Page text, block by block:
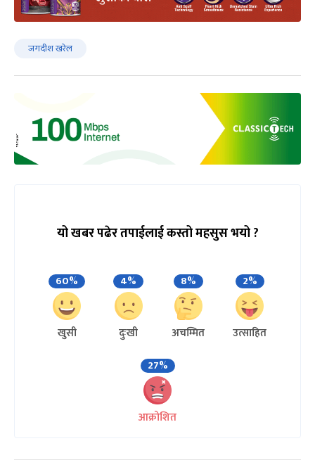
जगदीश खरेल
यो खबर पढेर तपाईलाई कस्तो महसुस भयो ?
60%
खुसी
4%
दुःखी
8%
अचम्मित
2%
उत्साहित
27%
आक्रोशित